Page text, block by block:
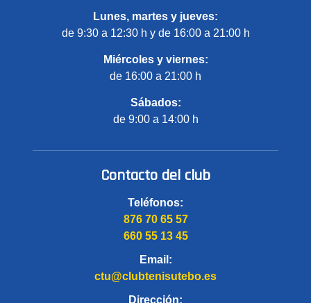
Lunes, martes y jueves:
de 9:30 a 12:30 h y de 16:00 a 21:00 h
Miércoles y viernes:
de 16:00 a 21:00 h
Sábados:
de 9:00 a 14:00 h
Contacto del club
Teléfonos:
876 70 65 57
660 55 13 45
Email:
ctu@clubtenisutebo.es
Dirección: